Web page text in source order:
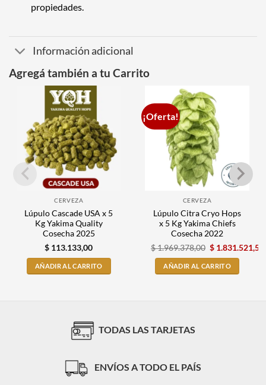
propiedades.
Información adicional
Agregá también a tu Carrito
CERVEZA
Lúpulo Cascade USA x 5
Kg Yakima Quality
Cosecha 2025
$ 113.133,00
AÑADIR AL CARRITO
¡Oferta!
CERVEZA
Lúpulo Citra Cryo Hops
x 5 Kg Yakima Chiefs
Cosecha 2022
$1.969.378,00 $ 1.831.521,54
AÑADIR AL CARRITO
TODAS LAS TARJETAS
ENVÍOS A TODO EL PAÍS